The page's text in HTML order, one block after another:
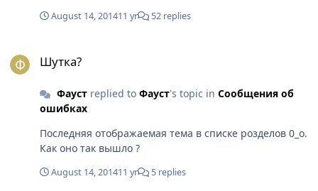
August 14, 201411 yr 52 replies
Шутка?
Фаустreplied to Фауст's topic in Сообщения об
ошибках
Последняя отображаемая тема в списке розделов 0_о.
Как оно так вышло ?
August 14, 201411 yr 5 replies